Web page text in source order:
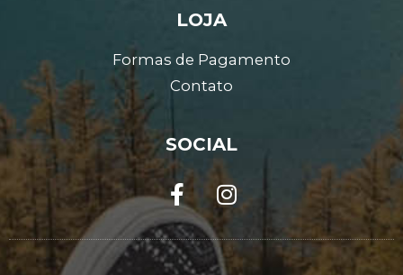
LOJA
Formas de Pagamento
Contato
SOCIAL